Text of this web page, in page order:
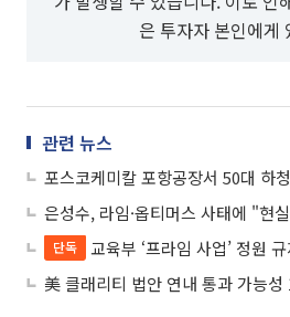
은 투자자 본인에게
관련 뉴스
단독
교육부 ‘프라임 사업’ 정원